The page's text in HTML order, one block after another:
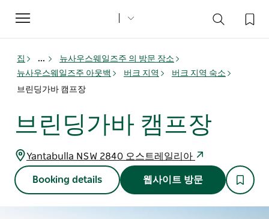
Toggle
navigation
집 ...
뉴사우스웨일즈주 의 방문 장소
뉴사우스웨일즈주 아웃백
버크 지역
버크 지역 숙소
브린딩가바 캠프장
브린딩가바 캠프장
Yantabulla NSW 2840 오스트레일리아
Booking details 웹사이트 방문